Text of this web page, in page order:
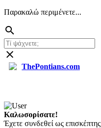
Παρακαλώ περιμένετε...
search
close
ThePontians.com
Καλωσορίσατε!
Έχετε συνδεθεί ως επισκέπτης